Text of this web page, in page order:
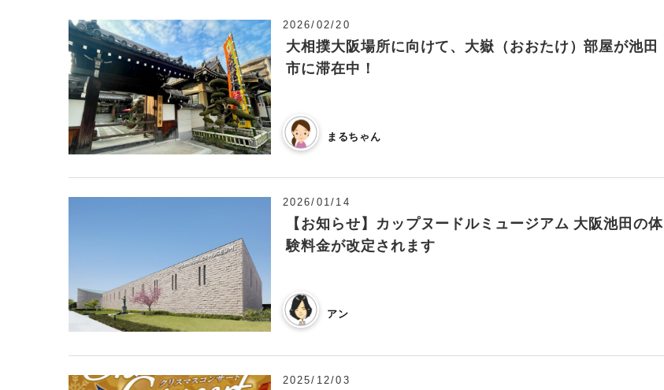
2026/02/20
大相撲大阪場所に向けて、大嶽（おおたけ）部屋が池田
市に滞在中！
まるちゃん
2026/01/14
【お知らせ】カップヌードルミュージアム 大阪池田の体
験料金が改定されます
アン
2025/12/03